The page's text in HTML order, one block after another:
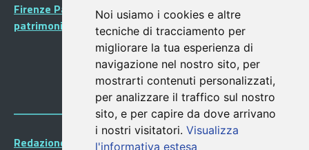
Noi usiamo i cookies e altre
tecniche di tracciamento per
migliorare la tua esperienza di
navigazione nel nostro sito, per
mostrarti contenuti personalizzati,
per analizzare il traffico sul nostro
sito, e per capire da dove arrivano
i nostri visitatori. Visualizza
l'informativa estesa
Firenze Patrimonio Mondiale - Centro storico di Firenze
patrimonio dell’Umanità
Redazione Portalegiovani